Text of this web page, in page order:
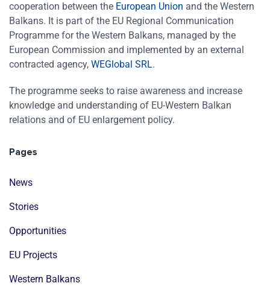
cooperation between the European Union and the Western
Balkans. It is part of the EU Regional Communication
Programme for the Western Balkans, managed by the
European Commission and implemented by an external
contracted agency, WEGlobal SRL.
The programme seeks to raise awareness and increase
knowledge and understanding of EU-Western Balkan
relations and of EU enlargement policy.
Pages
News
Stories
Opportunities
EU Projects
Western Balkans